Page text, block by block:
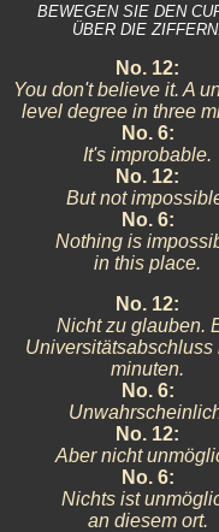
BEWEGEN SIE DEN
ÜBER DIE
No. 12:
You don't believe it. A
level degree in three
No. 6:
It's improbable.
No. 12:
But not
No. 6:
Nothing is
in this place.
No. 12:
Nicht zu glauben.
Universitätsabschluss
minuten.
No. 6:
No. 12:
Aber nicht
No. 6:
Nichts ist
an diesem ort.